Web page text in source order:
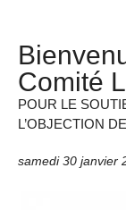
Comité
POUR LE
L’OBJECTION
samedi 30 janvier